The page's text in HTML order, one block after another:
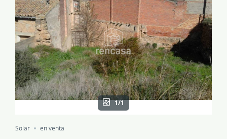
VENDER
SERVICIOS
CONOCENOS
1/1
Solar en venta